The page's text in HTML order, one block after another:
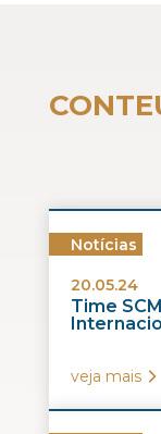
Notícias
20.05.24
Time
veja mais